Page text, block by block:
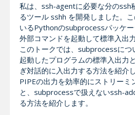
私は、ssh-agentに必要な分のssh
るツール sshh を開発しました。
いるPythonのsubprocessパッケ
外部コマンドを起動して標準入出
このトークでは、subprocessにつ
起動したプログラムの標準入出力
ぎ対話的に入出力する方法を紹介
PIPEの出力を効率的にストリーミ
と、subprocessで扱えないssh-
る方法を紹介します。